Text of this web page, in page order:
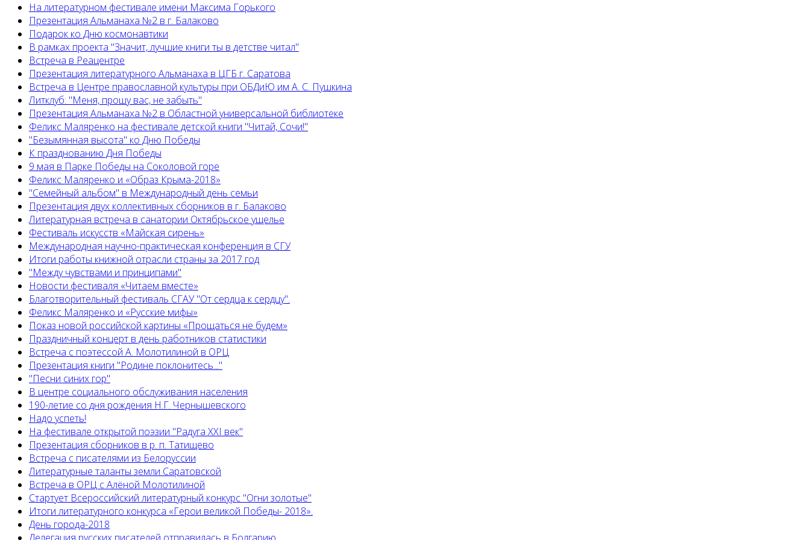
На литературном фестивале имени Максима Горького
Презентация Альманаха №2 в г. Балаково
Подарок ко Дню космонавтики
В рамках проекта "Значит, лучшие книги ты в детстве читал"
Встреча в Реацентре
Презентация литературного Альманаха в ЦГБ г. Саратова
Встреча в Центре православной культуры при ОБДиЮ им А. С. Пушкина
Литклуб: "Меня, прошу вас, не забыть"
Презентация Альманаха №2 в Областной универсальной библиотеке
Феликс Маляренко на фестивале детской книги "Читай, Сочи!"
"Безымянная высота" ко Дню Победы
К празднованию Дня Победы
9 мая в Парке Победы на Соколовой горе
Феликс Маляренко и «Образ Крыма-2018»
"Семейный альбом" в Международный день семьи
Презентация двух коллективных сборников в г. Балаково
Литературная встреча в санатории Октябрьское ущелье
Фестиваль искусств «Майская сирень»
Международная научно-практическая конференция в СГУ
Итоги работы книжной отрасли страны за 2017 год
"Между чувствами и принципами"
Новости фестиваля «Читаем вместе»
Благотворительный фестиваль СГАУ "От сердца к сердцу".
Феликс Маляренко и «Русские мифы»
Показ новой российской картины «Прощаться не будем»
Праздничный концерт в день работников статистики
Встреча с поэтессой А. Молотилиной в ОРЦ
Презентация книги "Родине поклонитесь..."
"Песни синих гор"
В центре социального обслуживания населения
190-летие со дня рождения Н.Г. Чернышевского
Надо успеть!
На фестивале открытой поэзии "Радуга XXI век"
Презентация сборников в р. п. Татищево
Встреча с писателями из Белоруссии
Литературные таланты земли Саратовской
Встреча в ОРЦ с Алёной Молотилиной
Cтартует Всероссийский литературный конкурс "Огни золотые"
Итоги литературного конкурса «Герои великой Победы- 2018».
День города-2018